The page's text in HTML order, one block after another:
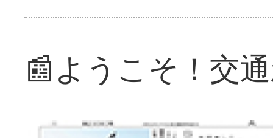
📰ようこそ！交